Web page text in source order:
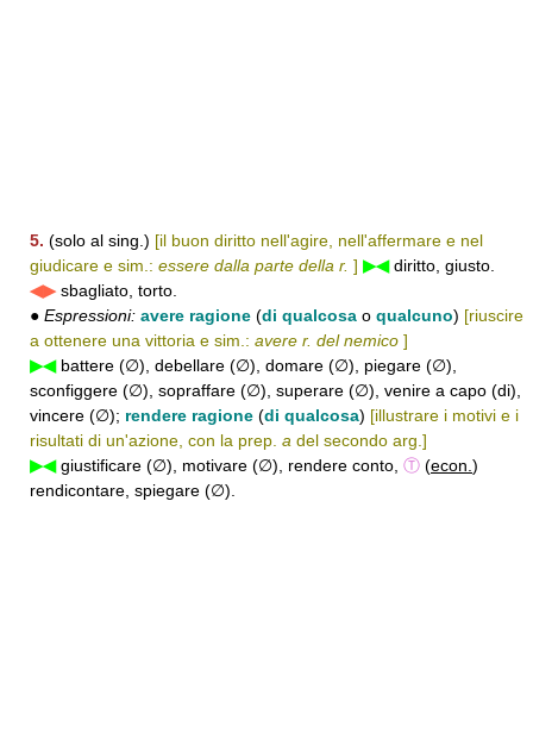
5. (solo al sing.) [il buon diritto nell'agire, nell'affermare e nel
giudicare e sim.: essere dalla parte della r. ] ▶◀diritto, giusto.
◀▶sbagliato, torto.
● Espressioni: avere ragione (di qualcosa o qualcuno) [riuscire
a ottenere una vittoria e sim.: avere r. del nemico ]
▶◀battere (∅), debellare (∅), domare (∅), piegare (∅),
sconfiggere (∅), sopraffare (∅), superare (∅), venire a capo (di),
vincere (∅); rendere ragione (di qualcosa) [illustrare i motivi e i
risultati di un'azione, con la prep. a del secondo arg.]
▶◀giustificare (∅), motivare (∅), rendere conto, Ⓣ (econ. )
rendicontare, spiegare (∅).